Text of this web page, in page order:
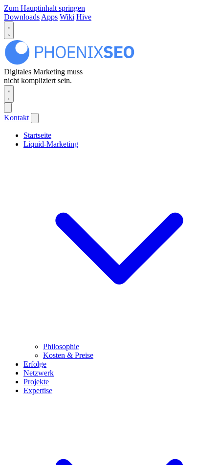
Zum Hauptinhalt springen
Downloads Apps Wiki Hive
Digitales Marketing muss
nicht kompliziert sein.
Kontakt
Startseite
Liquid-Marketing
Philosophie
Kosten & Preise
Erfolge
Netzwerk
Projekte
Expertise